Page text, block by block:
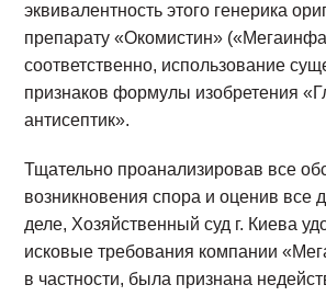
эквивалентность этого генерика
препарату «Окомистин»
соответственно, использование
признаков формулы изобретения
антисептик».
Тщательно проанализировав все
возникновения спора и оценив все
деле, Хозяйственный суд г. Киева
исковые требования компании
в частности, была признана